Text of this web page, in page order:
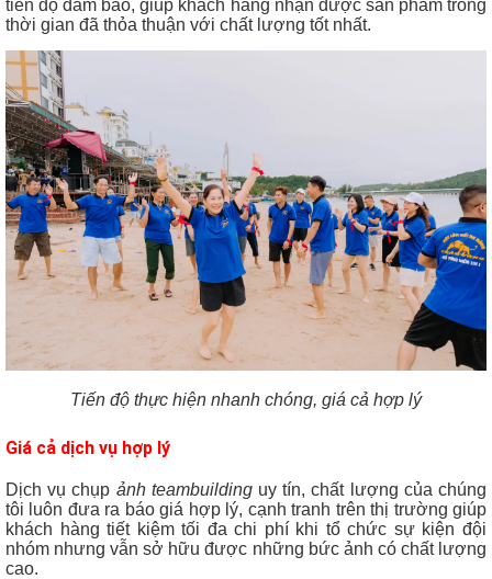
tiến độ đảm bảo, giúp khách hàng nhận được sản phẩm trong
thời gian đã thỏa thuận với chất lượng tốt nhất.
Tiến độ thực hiện nhanh chóng, giá cả hợp lý
Giá cả dịch vụ hợp lý
Dịch vụ chụp ảnh teambuildinguy tín, chất lượng của chúng
tôi luôn đưa ra báo giá hợp lý, cạnh tranh trên thị trường giúp
khách hàng tiết kiệm tối đa chi phí khi tổ chức sự kiện đội
nhóm nhưng vẫn sở hữu được những bức ảnh có chất lượng
cao.